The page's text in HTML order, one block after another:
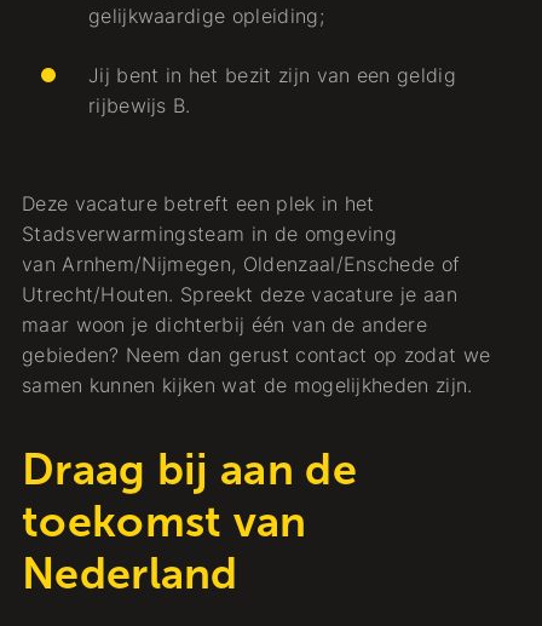
gelijkwaardige opleiding;
Jij bent in het bezit zijn van een geldig
rijbewijs B.
Deze vacature betreft een plek in het
Stadsverwarmingsteam in de omgeving
van Arnhem/Nijmegen, Oldenzaal/Enschede of
Utrecht/Houten. Spreekt deze vacature je aan
maar woon je dichterbij één van de andere
gebieden? Neem dan gerust contact op zodat we
samen kunnen kijken wat de mogelijkheden zijn.
Draag bij aan de
toekomst van
Nederland